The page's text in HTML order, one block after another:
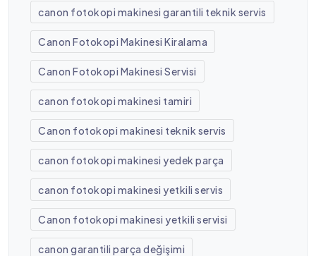
canon fotokopi makinesi garantili teknik servis
Canon Fotokopi Makinesi Kiralama
Canon Fotokopi Makinesi Servisi
canon fotokopi makinesi tamiri
Canon fotokopi makinesi teknik servis
canon fotokopi makinesi yedek parça
canon fotokopi makinesi yetkili servis
Canon fotokopi makinesi yetkili servisi
canon garantili parça değişimi